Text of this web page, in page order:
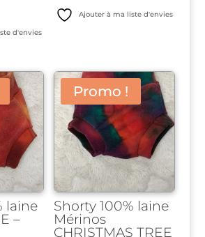
d'envies
Ajouter à ma liste d'envies
laine
–
Promo !
Shorty 100% laine
Mérinos
CHRISTMAS TREE